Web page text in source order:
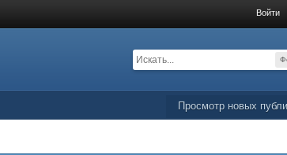
Войти
Просмотр новых